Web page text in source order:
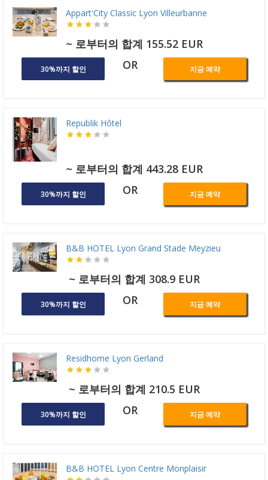
Appart'City Classic Lyon Villeurbanne
~ 로부터의 합계 155.52 EUR
30%까지 할인 OR 지금 예약
Republik Hôtel
~ 로부터의 합계 443.28 EUR
30%까지 할인 OR 지금 예약
B&B HOTEL Lyon Grand Stade Meyzieu
~ 로부터의 합계 308.9 EUR
30%까지 할인 OR 지금 예약
Residhome Lyon Gerland
~ 로부터의 합계 210.5 EUR
30%까지 할인 OR 지금 예약
B&B HOTEL Lyon Centre Monplaisir